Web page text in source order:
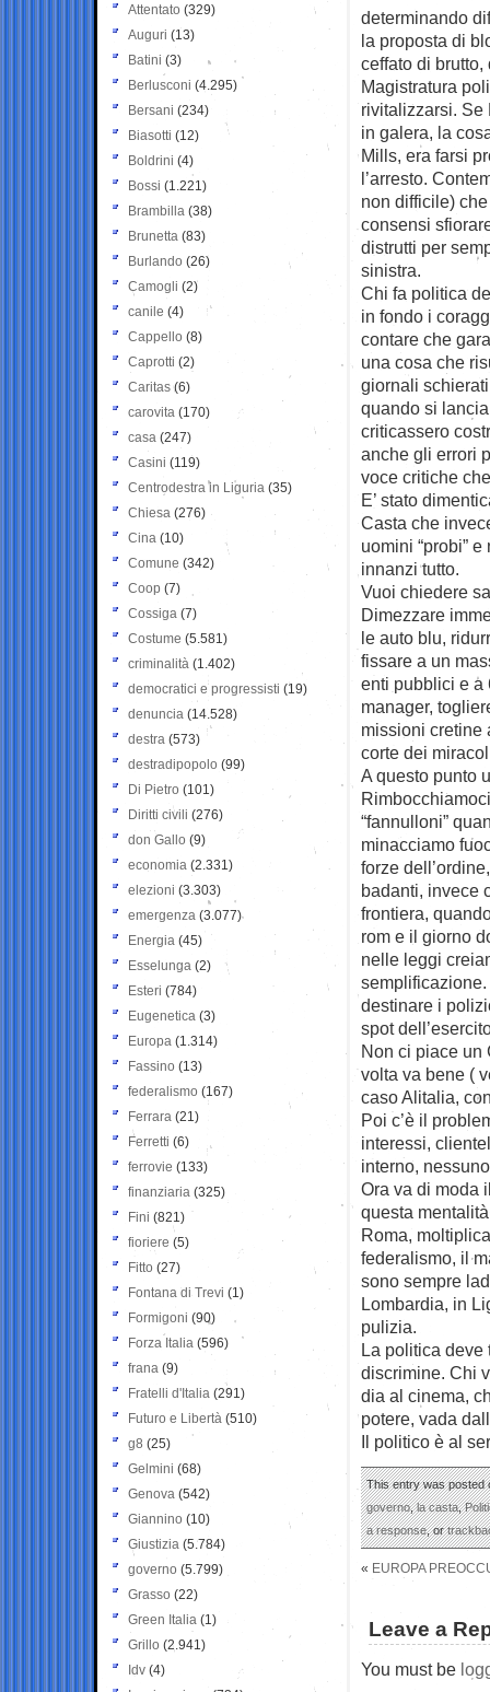
determinando
la proposta di
ceffato di
Magistratura
rivitalizzarsi. Se
in galera, la
Mills, era farsi
l’arresto.
non difficile)
consensi
distrutti per
sinistra.
Chi fa politica
in fondo i
contare che
una cosa che
giornali
quando si
criticassero
anche gli errori
voce critiche
E’ stato
Casta che
uomini “probi”
innanzi tutto.
Vuoi chiedere
Dimezzare
le auto blu,
fissare a un
enti pubblici e a
manager,
missioni cretine
corte dei
A questo punto
“fannulloni”
minacciamo
forze
badanti, invece
frontiera,
rom e il giorno
nelle leggi
destinare i
spot
Non ci piace un
volta va bene (
caso Alitalia,
Poi c’è il
interessi,
interno,
Ora va di moda
questa
Roma,
federalismo, il
sono sempre
Lombardia, in
pulizia.
La politica deve
discrimine. Chi
dia al cinema,
potere, vada
Il politico è al
This entry was posted
governo,la casta,
a response, or
« EUROPA
Leave a
You must be
Attentato (329)
Auguri (13)
Batini (3)
Berlusconi (4.295)
Bersani (234)
Biasotti (12)
Boldrini (4)
Bossi (1.221)
Brambilla (38)
Brunetta (83)
Burlando (26)
Camogli (2)
canile (4)
Cappello (8)
Caprotti (2)
Caritas (6)
carovita (170)
casa (247)
Casini (119)
Centrodestra in Liguria (35)
Chiesa (276)
Cina (10)
Comune (342)
Coop (7)
Cossiga (7)
Costume (5.581)
criminalità (1.402)
democratici e progressisti (19)
denuncia (14.528)
destra (573)
destradipopolo (99)
Di Pietro (101)
Diritti civili (276)
don Gallo (9)
economia (2.331)
elezioni (3.303)
emergenza (3.077)
Energia (45)
Esselunga (2)
Esteri (784)
Eugenetica (3)
Europa (1.314)
Fassino (13)
federalismo (167)
Ferrara (21)
Ferretti (6)
ferrovie (133)
finanziaria (325)
Fini (821)
fioriere (5)
Fitto (27)
Fontana di Trevi (1)
Formigoni (90)
Forza Italia (596)
frana (9)
Fratelli d'Italia (291)
Futuro e Libertà (510)
g8 (25)
Gelmini (68)
Genova (542)
Giannino (10)
Giustizia (5.784)
governo (5.799)
Grasso (22)
Green Italia (1)
Grillo (2.941)
Idv (4)